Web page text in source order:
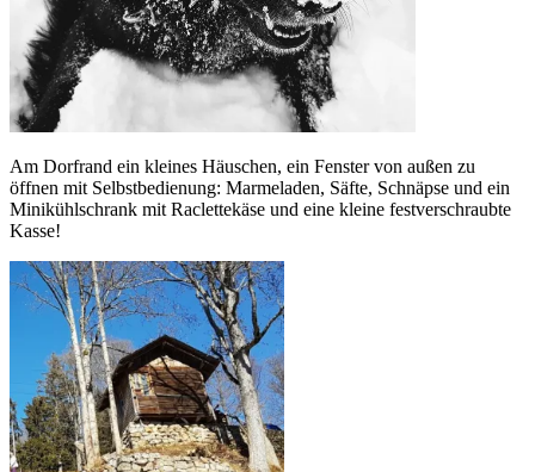
Am Dorfrand ein kleines Häuschen, ein Fenster von außen zu
öffnen mit Selbstbedienung: Marmeladen, Säfte, Schnäpse und ein
Minikühlschrank mit Raclettekäse und eine kleine festverschraubte
Kasse!